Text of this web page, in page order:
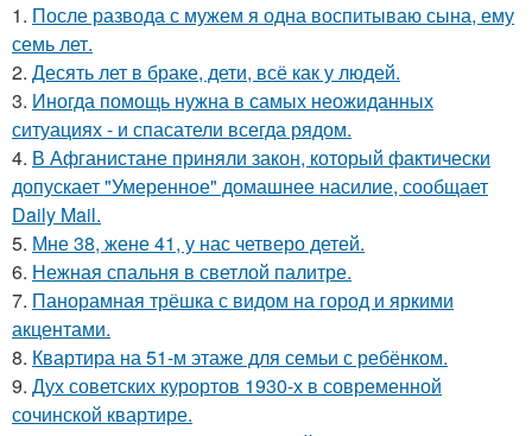
1. После развода с мужем я одна воспитываю сына, ему
семь лет.
2. Десять лет в браке, дети, всё как у людей.
3. Иногда помощь нужна в самых неожиданных
ситуациях - и спасатели всегда рядом.
4. В Афганистане приняли закон, который фактически
допускает "Умеренное" домашнее насилие, сообщает
Daily Mail.
5. Мне 38, жене 41, у нас четверо детей.
6. Нежная спальня в светлой палитре.
7. Панорамная трёшка с видом на город и яркими
акцентами.
8. Квартира на 51-м этаже для семьи с ребёнком.
9. Дух советских курортов 1930-х в современной
сочинской квартире.